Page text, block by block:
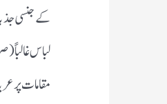
کے جنسی
لباس غالباً
مقامات پر